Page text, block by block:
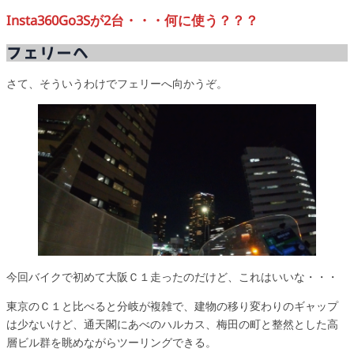
Insta360Go3Sが2台・・・何に使う？？？
フェリーへ
さて、そういうわけでフェリーへ向かうぞ。
今回バイクで初めて大阪Ｃ１走ったのだけど、これはいいな・・・
東京のＣ１と比べると分岐が複雑で、建物の移り変わりのギャップ
は少ないけど、通天閣にあべのハルカス、梅田の町と整然とした高
層ビル群を眺めながらツーリングできる。